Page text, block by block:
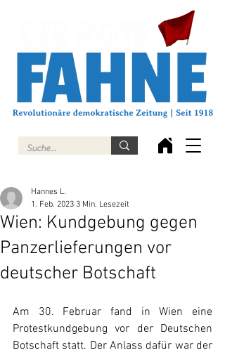
Wien: Kundgebung gegen
Panzerlieferungen vor
deutscher Botschaft
Hannes L.
1. Feb. 2023 3 Min. Lesezeit
Am 30. Februar fand in Wien eine
Protestkundgebung vor der Deutschen
Botschaft statt. Der Anlass dafür war der